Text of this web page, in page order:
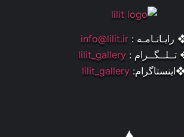
رایـانـامـه : info@lilit.ir
:
lilit_gallery
lilit_gallery